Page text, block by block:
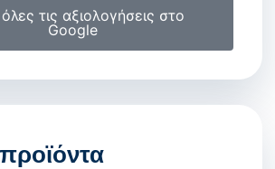
τις αξιολογήσεις στο
Google